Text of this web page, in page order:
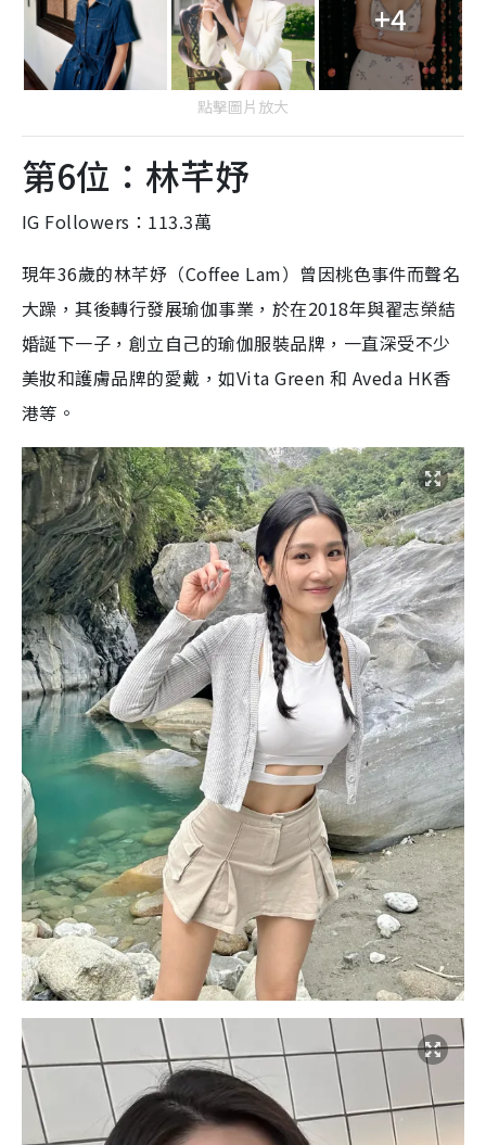
第6位：林芊妤
IG Followers：113.3萬
大躁，其後轉行發展瑜伽事業，於在2018年與翟志榮結
婚誕下一子，創立自己的瑜伽服裝品牌，一直深受不少
港等。